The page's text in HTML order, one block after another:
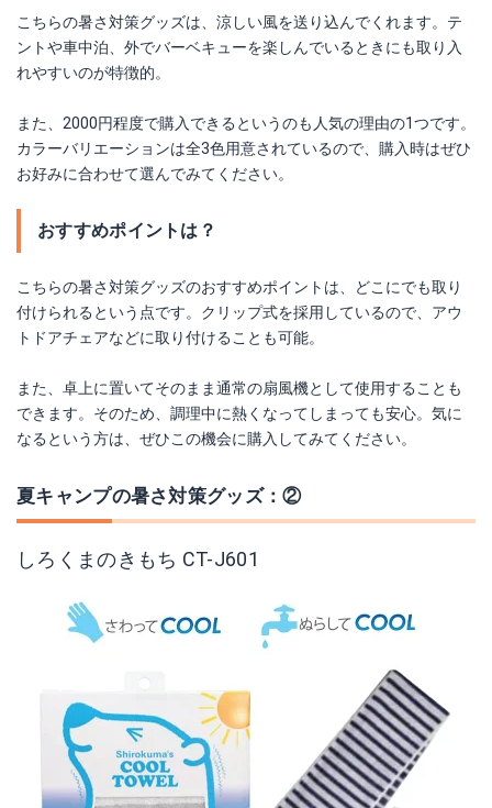
こちらの暑さ対策グッズは、涼しい風を送り込んでくれます。テ
ントや車中泊、外でバーベキューを楽しんでいるときにも取り入
れやすいのが特徴的。
また、2000円程度で購入できるというのも人気の理由の1つです。
カラーバリエーションは全3色用意されているので、購入時はぜひ
お好みに合わせて選んでみてください。
おすすめポイントは？
こちらの暑さ対策グッズのおすすめポイントは、どこにでも取り
付けられるという点です。クリップ式を採用しているので、アウ
トドアチェアなどに取り付けることも可能。
また、卓上に置いてそのまま通常の扇風機として使用することも
できます。そのため、調理中に熱くなってしまっても安心。気に
なるという方は、ぜひこの機会に購入してみてください。
夏キャンプの暑さ対策グッズ：②
しろくまのきもち CT-J601